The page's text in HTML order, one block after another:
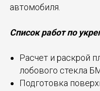
автомобиля.
Список работ по
Расчет и раскрой
лобового стекла
Подготовка